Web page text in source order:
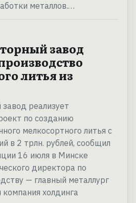
металлов.…
завод
литья из
реализует
по созданию
мелкосортного литья с
в 2 трлн. рублей, сообщил
16 июля в Минске
директора по
— главный металлург
холдинга